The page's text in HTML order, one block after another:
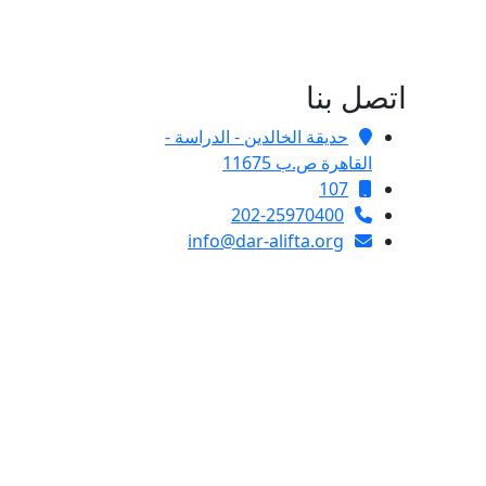
اتصل بنا
حديقة الخالدين - الدراسة -
القاهرة ص.ب 11675
107
202-25970400
info@dar-alifta.org